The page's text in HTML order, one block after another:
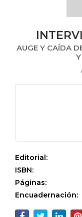
AUGE Y CAÍDA
Editorial:
ISBN:
Páginas:
Encuadernación: